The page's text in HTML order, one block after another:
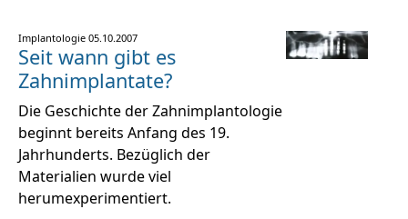
Implantologie 05.10.2007
Seit wann gibt es
Zahnimplantate?
Die Geschichte der Zahnimplantologie
beginnt bereits Anfang des 19.
Jahrhunderts. Bezüglich der
Materialien wurde viel
herumexperimentiert.